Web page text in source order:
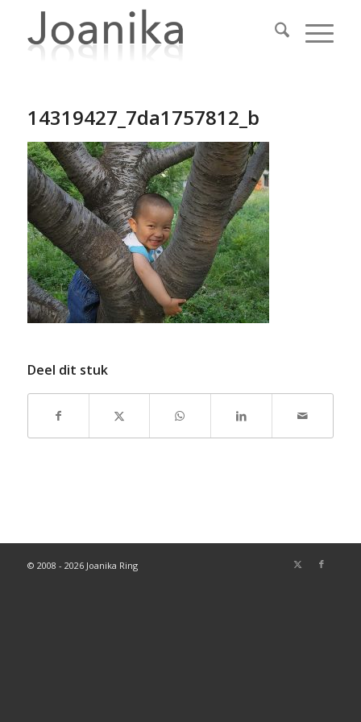
14319427_7da1757812_b
Deel dit stuk
© 2008 - 2026 Joanika Ring